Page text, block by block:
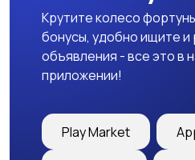
Крутите колесо
бонусы, удобно ищите
объявления - все это в
приложении!
Play Market